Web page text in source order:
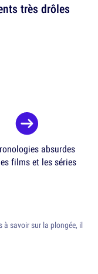
très drôles
absurdes
films et les séries
à savoir sur la plongée, il